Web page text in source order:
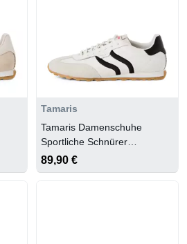
Tamaris
Tamaris Damenschuhe
Sportliche Schnürer
WHITE/BLACK
89,90 €